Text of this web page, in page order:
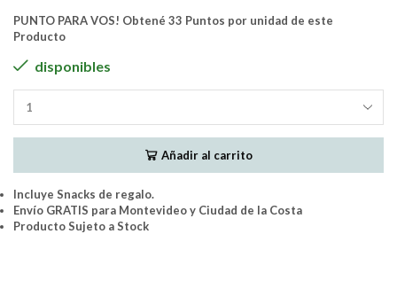
PUNTO PARA VOS! Obtené 33 Puntos por unidad de este
Producto
disponibles
Bayside
Raza
Añadir al carrito
Incluye Snacks de regalo.
Envío GRATIS para Montevideo y Ciudad de la Costa
Producto Sujeto a Stock